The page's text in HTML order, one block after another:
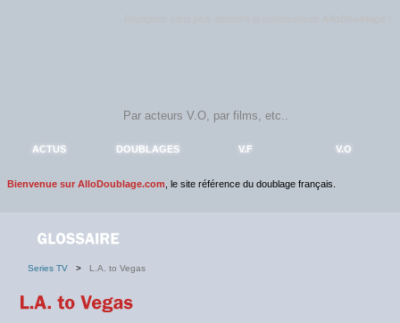
ACTUS DOUBLAGES V.F V.O
Bienvenue sur AlloDoublage.com , le site référence du doublage français.
Series TV > L.A. to Vegas